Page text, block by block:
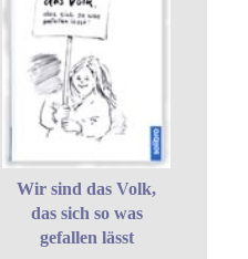
Wir sind das Volk,
das sich so was
gefallen lässt